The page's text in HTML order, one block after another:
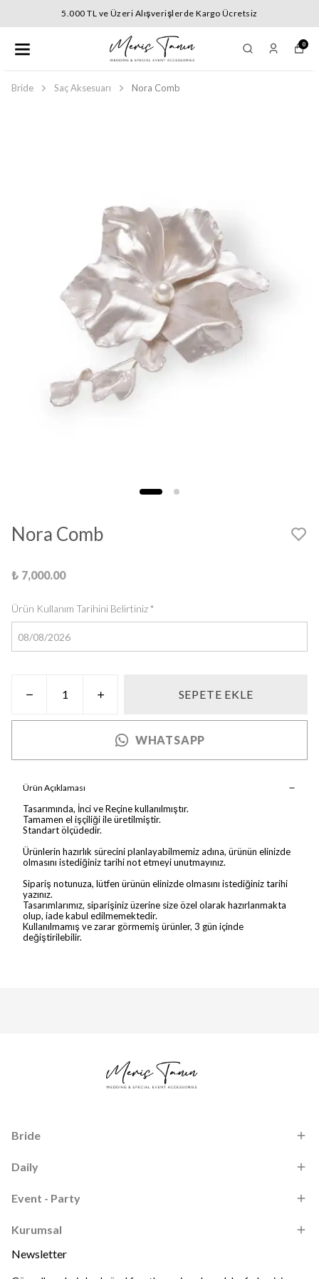
5.000 TL ve Üzeri Alışverişlerde Kargo
0
Bride Saç Aksesuarı Nora Comb
Nora Comb
₺ 7,000.00
Ürün Kullanım Tarihini Belirtiniz*
SEPETE EKLE
WHATSAPP
Ürün Açıklaması
Tasarımında, İnci ve Reçine kullanılmıştır.
Tamamen el işçiliği ile üretilmiştir.
Standart ölçüdedir.
Ürünlerin hazırlık sürecini planlayabilmemiz adına, ürünün elinizde
olmasını istediğiniz tarihi not etmeyi unutmayınız.
Sipariş notunuza, lütfen ürünün elinizde olmasını istediğiniz tarihi
yazınız.
Tasarımlarımız, siparişiniz üzerine size özel olarak hazırlanmakta
olup, iade kabul edilmemektedir.
Kullanılmamış ve zarar görmemiş ürünler, 3 gün içinde
değiştirilebilir.
Bride
Daily
Event - Party
Kurumsal
Newsletter